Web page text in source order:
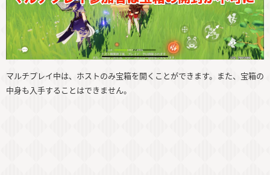
マルチプレイ中は、ホストのみ宝箱を開くことができます。また、宝箱の
中身も入手することはできません。